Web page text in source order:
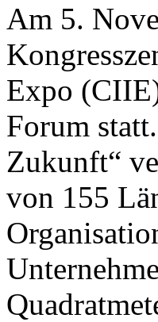
Am 5.
Expo
Forum
Zukunft“
von 155